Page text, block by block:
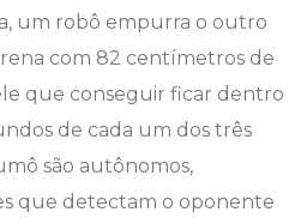
um robô empurra o outro
com 82 centímetros de
que conseguir ficar dentro
de cada um dos três
são autônomos,
que detectam o oponente